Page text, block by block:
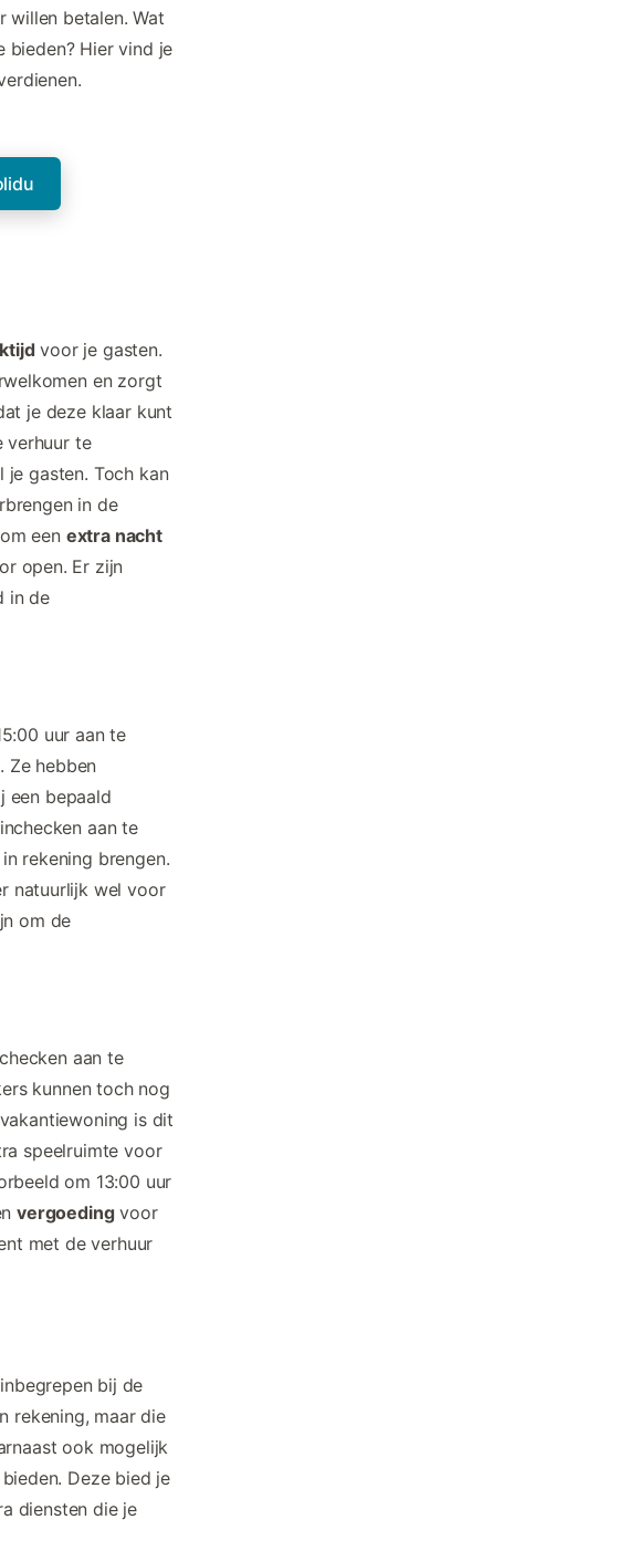
willen betalen. Wat
bieden? Hier vind je
voor je gasten.
en zorgt
je deze klaar kunt
verhuur te
gasten. Toch kan
in de
een extra nacht
open. Er zijn
in de
uur aan te
Ze hebben
een bepaald
aan te
rekening brengen.
natuurlijk wel voor
om de
aan te
kunnen toch nog
is dit
speelruimte voor
om 13:00 uur
vergoedingvoor
met de verhuur
inbegrepen bij de
rekening, maar die
ook mogelijk
Deze bied je
diensten die je